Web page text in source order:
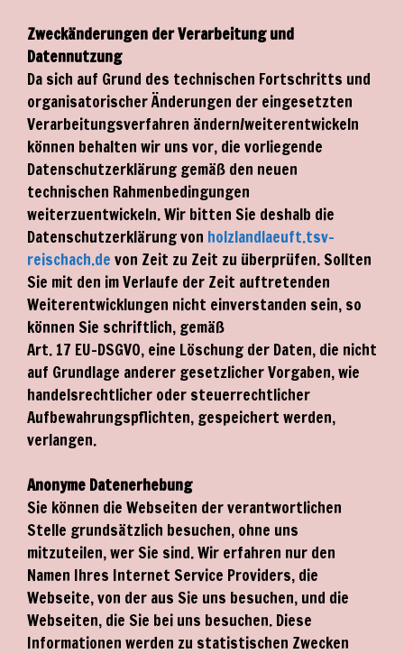
Zweckänderungen der Verarbeitung und
Datennutzung
Da sich auf Grund des technischen Fortschritts und
organisatorischer Änderungen der eingesetzten
Verarbeitungsverfahren ändern/weiterentwickeln
können behalten wir uns vor, die vorliegende
Datenschutzerklärung gemäß den neuen
technischen Rahmenbedingungen
weiterzuentwickeln. Wir bitten Sie deshalb die
Datenschutzerklärung von holzlandlaeuft.tsv-
reischach.de von Zeit zu Zeit zu überprüfen. Sollten
Sie mit den im Verlaufe der Zeit auftretenden
Weiterentwicklungen nicht einverstanden sein, so
können Sie schriftlich, gemäß
Art. 17 EU-DSGVO, eine Löschung der Daten, die nicht
auf Grundlage anderer gesetzlicher Vorgaben, wie
handelsrechtlicher oder steuerrechtlicher
Aufbewahrungspflichten, gespeichert werden,
verlangen.
Anonyme Datenerhebung
Sie können die Webseiten der verantwortlichen
Stelle grundsätzlich besuchen, ohne uns
mitzuteilen, wer Sie sind. Wir erfahren nur den
Namen Ihres Internet Service Providers, die
Webseite, von der aus Sie uns besuchen, und die
Webseiten, die Sie bei uns besuchen. Diese
Informationen werden zu statistischen Zwecken